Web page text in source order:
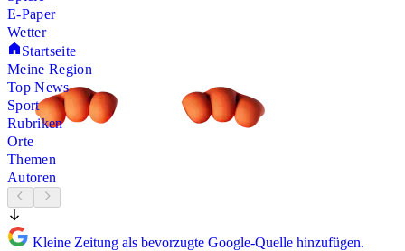
E-Paper
Wetter
Startseite
Meine Region
Top News
Sport
Rubriken
Orte
Themen
Autoren
Kleine Zeitung als bevorzugte Google-Quelle hinzufügen.